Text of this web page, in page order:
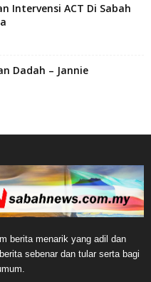
Intervensi ACT Di Sabah
Dadah – Jannie
berita menarik yang adil dan
sebenar dan tular serta bagi